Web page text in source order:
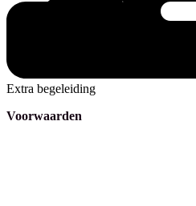
Extra begeleiding
Voorwaarden